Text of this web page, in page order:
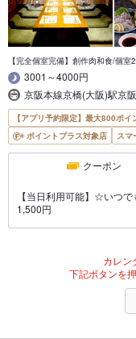
【完全個室完備】創作肉和食/個室
3001～4000円
京阪本線京橋(大阪)駅京
【アプリ予約限定】最大800ポ
ポイントプラス対象店
スマ
クーポン
【当日利用可能】☆いつ
1,500円
カレン
下記ボタンを